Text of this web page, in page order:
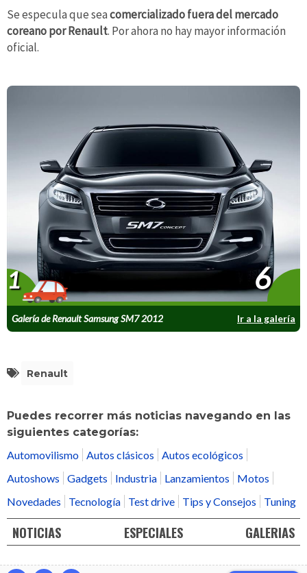
Se especula que seacomercializado fuera del mercado
coreano por Renault. Por ahora no hay mayor información
oficial.
Galería de Renault Samsung SM7 2012 Ir a la galería
1 6
Renault
Puedes recorrer más noticias navegando en las
siguientes categorías:
Automovilismo Autos clásicos
Autos ecológicos
Autoshows
Gadgets Industria Lanzamientos
Motos
Novedades
Tecnología Test drive Tips y Consejos Tuning
NOTICIAS ESPECIALES GALERIAS